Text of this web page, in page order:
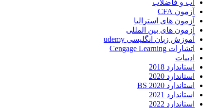
آب و فاضلاب
آزمون CFA
آزمون های استرالیا
آزمون های بین المللی
آموزش زبان انگلیسی udemy
اتشارات Cengage Learning
ادبیات
استاندارد 2018
استاندارد 2020
استاندارد 2020 BS
استاندارد 2021
استاندارد 2022